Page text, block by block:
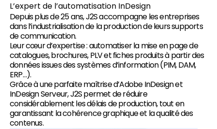
L’expert de l’automatisation InDesign
Depuis plus de 25 ans, J2S accompagne les entreprises
dans l’industrialisation de la production de leurs supports
de communication.
Leur cœur d’expertise : automatiser la mise en page de
catalogues, brochures, PLV et fiches produits à partir des
données issues des systèmes d’information (PIM, DAM,
ERP…).
Grâce à une parfaite maîtrise d’Adobe InDesign et
InDesign Serveur, J2S permet de réduire
considérablement les délais de production, tout en
garantissant la cohérence graphique et la qualité des
contenus.